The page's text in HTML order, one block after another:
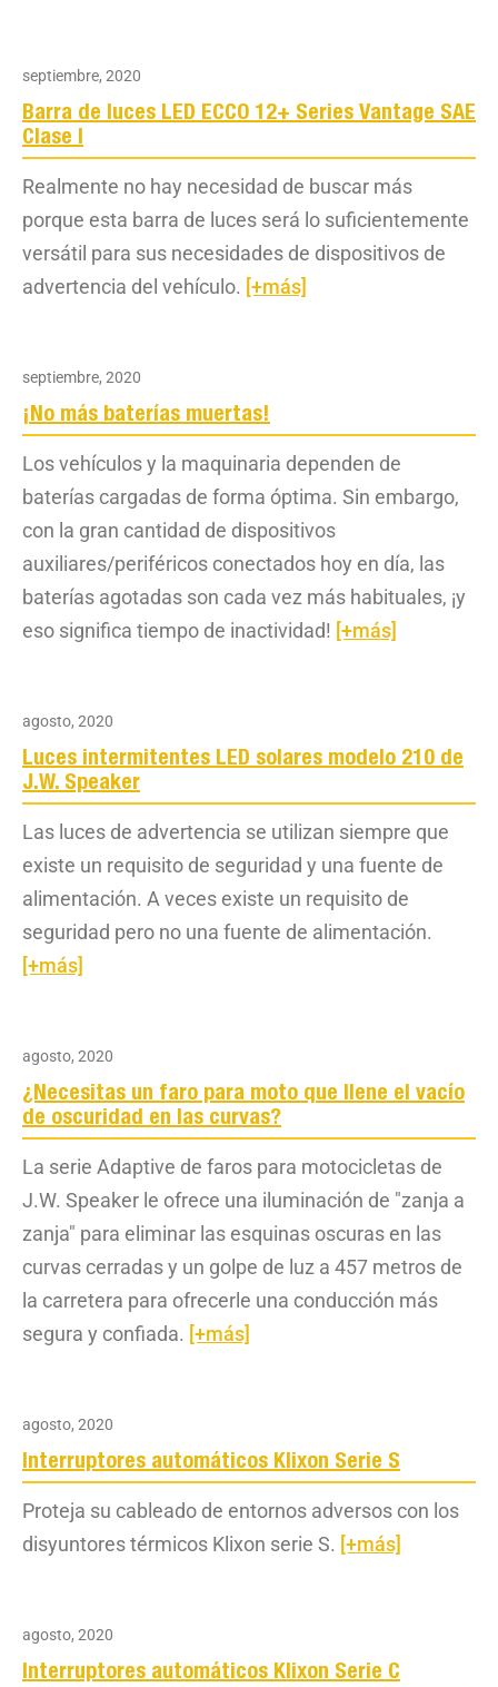
septiembre, 2020
Barra de luces LED ECCO 12+ Series Vantage SAE
Clase I
Realmente no hay necesidad de buscar más
porque esta barra de luces será lo suficientemente
versátil para sus necesidades de dispositivos de
advertencia del vehículo. [+más]
septiembre, 2020
¡No más baterías muertas!
Los vehículos y la maquinaria dependen de
baterías cargadas de forma óptima. Sin embargo,
con la gran cantidad de dispositivos
auxiliares/periféricos conectados hoy en día, las
baterías agotadas son cada vez más habituales, ¡y
eso significa tiempo de inactividad! [+más]
agosto, 2020
Luces intermitentes LED solares modelo 210 de
J.W. Speaker
Las luces de advertencia se utilizan siempre que
existe un requisito de seguridad y una fuente de
alimentación. A veces existe un requisito de
seguridad pero no una fuente de alimentación.
[+más]
agosto, 2020
¿Necesitas un faro para moto que llene el vacío
de oscuridad en las curvas?
La serie Adaptive de faros para motocicletas de
J.W. Speaker le ofrece una iluminación de "zanja a
zanja" para eliminar las esquinas oscuras en las
curvas cerradas y un golpe de luz a 457 metros de
la carretera para ofrecerle una conducción más
segura y confiada. [+más]
agosto, 2020
Interruptores automáticos Klixon Serie S
Proteja su cableado de entornos adversos con los
disyuntores térmicos Klixon serie S. [+más]
agosto, 2020
Interruptores automáticos Klixon Serie C